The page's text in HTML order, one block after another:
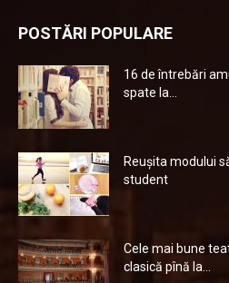
POSTĂRI POPULARE
16 de întrebări
spate la...
Reuşita modului
student
Cele mai bune
clasică pînă la...